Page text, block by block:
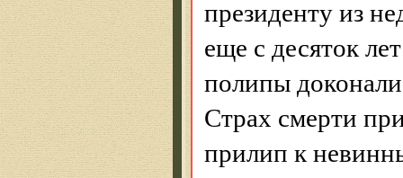
президенту из
еще с десяток
полипы
Страх смерти
прилип к